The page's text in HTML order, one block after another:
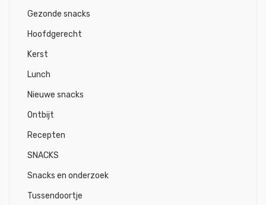
Gezonde snacks
Hoofdgerecht
Kerst
Lunch
Nieuwe snacks
Ontbijt
Recepten
SNACKS
Snacks en onderzoek
Tussendoortje